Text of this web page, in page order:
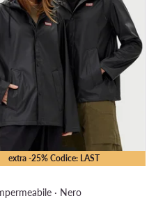
extra -25% Codice: LAST
· Nero